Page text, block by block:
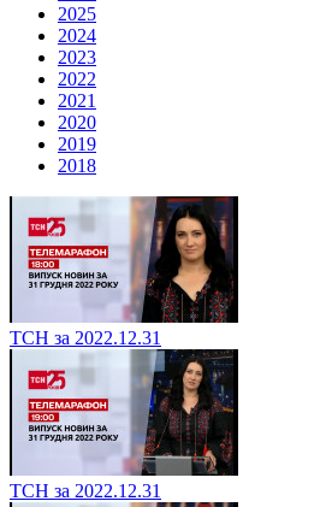
2025
2024
2023
2022
2021
2020
2019
2018
ТСН за 2022.12.31
ТСН за 2022.12.31